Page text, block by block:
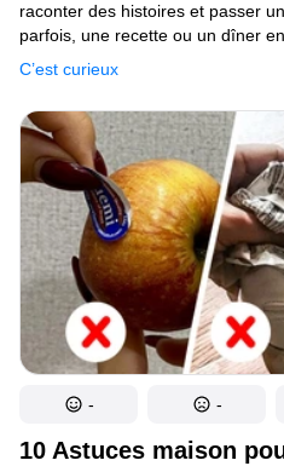
C’est curieux
raconter des histoires et passer
parfois, une recette ou un dîner
collection de nouvelles, tout
en catastrophe. Chaque
ou autour de la table, et se
parfaite du désastre. Prépare-toi
surprises, et des repas que tu
10 Astuces maison
- -